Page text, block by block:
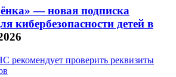
— новая подписка
кибербезопасности детей в